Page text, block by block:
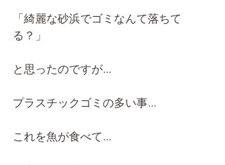
「綺麗な砂浜でゴミなんて落ちて
る？」
と思ったのですが...
プラスチックゴミの多い事...
これを魚が食べて...